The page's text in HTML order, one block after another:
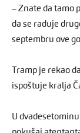
– Znate da tamo
da se raduje
septembru ove
Tramp je rekao
ispoštuje kralja
U